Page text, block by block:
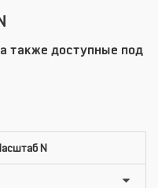
также доступные под
N